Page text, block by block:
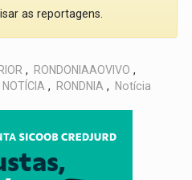
as reportagens.
, RONDONIAAOVIVO ,
NOTÍCIA , RONDNIA , Notícia